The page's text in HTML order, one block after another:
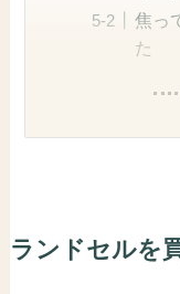
焦っ
た
ランドセルを